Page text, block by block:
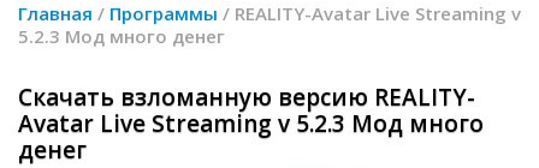
Главная / Программы / REALITY-Avatar Live Streaming v
5.2.3 Мод много денег
Скачать взломанную версию REALITY-
Avatar Live Streaming v 5.2.3 Мод много
денег